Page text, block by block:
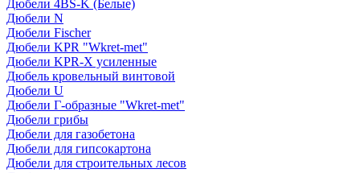
Дюбели 4BS-K (Белые)
Дюбели N
Дюбели Fischer
Дюбели KPR "Wkret-met"
Дюбели KPR-Х усиленные
Дюбель кровельный винтовой
Дюбели U
Дюбели Г-образные "Wkret-met"
Дюбели грибы
Дюбели для газобетона
Дюбели для гипсокартона
Дюбели для строительных лесов